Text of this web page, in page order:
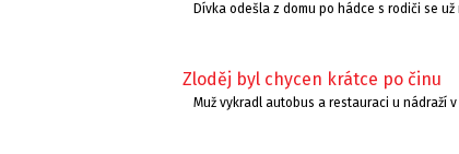
Dívka odešla z domu po hádce s rodiči se
Zloděj byl chycen krátce po činu
Muž vykradl autobus a restauraci u nádraží